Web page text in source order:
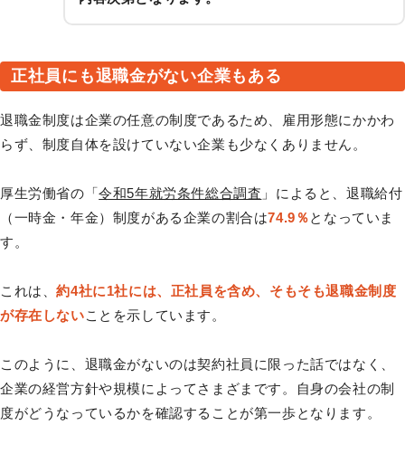
正社員にも退職金がない企業もある
退職金制度は企業の任意の制度であるため、雇用形態にかかわ
らず、制度自体を設けていない企業も少なくありません。
厚生労働省の「令和5年就労条件総合調査 」によると、退職給付
（一時金・年金）制度がある企業の割合は74.9％となっていま
す。
これは、約4社に1社には、正社員を含め、そもそも退職金制度
が存在しないことを示しています。
このように、退職金がないのは契約社員に限った話ではなく、
企業の経営方針や規模によってさまざまです。自身の会社の制
度がどうなっているかを確認することが第一歩となります。